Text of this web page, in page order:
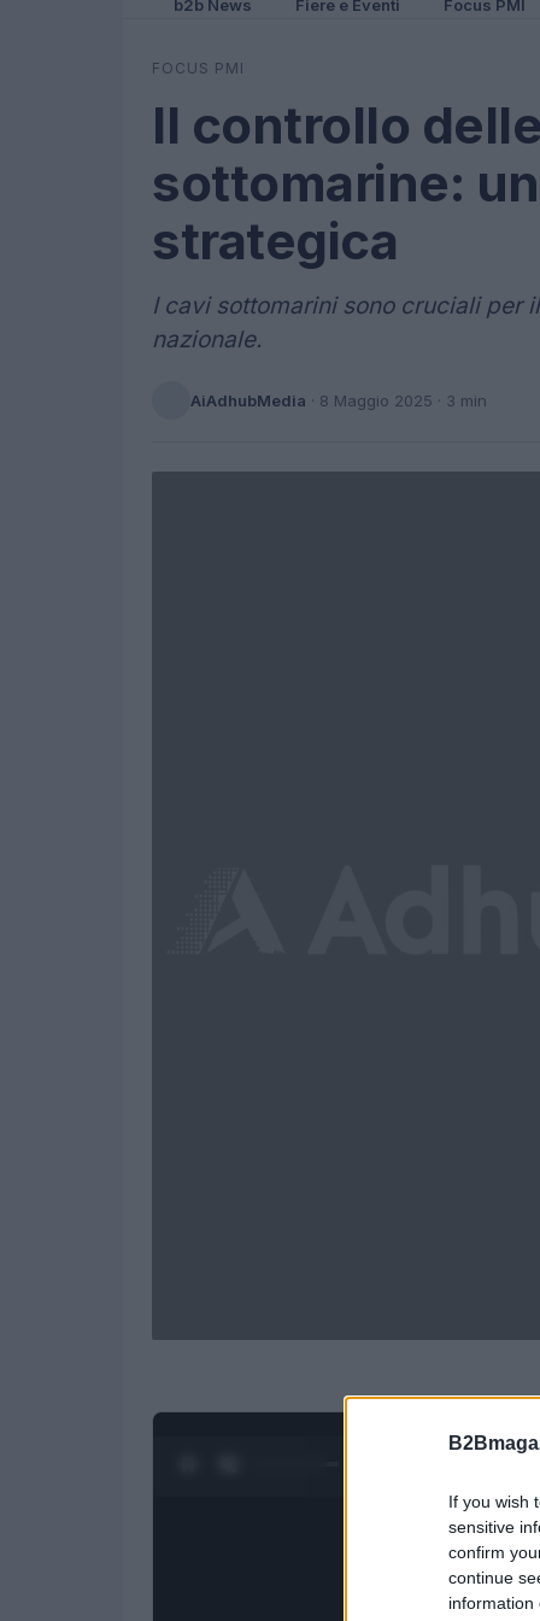
If you wish
sensitive
confirm
continue
information
b2b News Fiere e Eventi Focus PMI
FOCUS PMI
Il controllo
sottomarine:
strategica
I cavi sottomarini sono cruciali per
nazionale.
AiAdhubMedia · 8 Maggio 2025 · 3 min